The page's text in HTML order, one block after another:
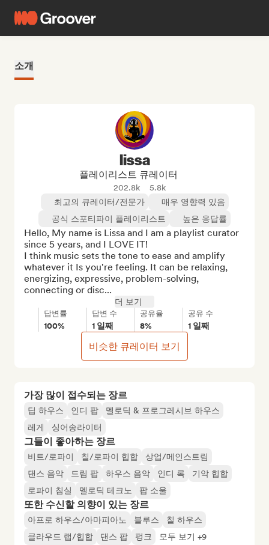
소개
가장 많이 접수되는 장르
딥 하우스 인디 팝
멜로딕 & 프로그레시브 하우스
레게
싱어송라이터
그들이 좋아하는 장르
비트/로파이 칠/로파이 힙합
상업/메인스트림
댄스 음악
드림 팝 하우스 음악 인디 록
기악 힙합
로파이 침실
멜로딕 테크노 팝 소울
또한 수신할 의향이 있는 장르
아프로 하우스/아마피아노 블루스
칠 하우스
클라우드 랩/힙합
댄스 팝 펑크 모두 보기 +9
lissa
플레이리스트 큐레이터
202.8k
5.8k
최고의 큐레이터/전문가
매우 영향력 있음
공식 스포티파이 플레이리스트
높은 응답률
Hello, My name is Lissa and I am a playlist curator
since 5 years, and I LOVE IT!
I think music sets the tone to ease and amplify
whatever it Is you're feeling. It can be relaxing,
energizing, expressive, problem-solving,
connecting or disc...
더 보기
답변률
100%
답변 수
1 일째
공유율
8%
공유 수
1 일째
비슷한 큐레이터 보기